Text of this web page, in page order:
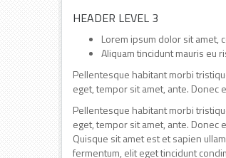
HEADER LEVEL 3
Lorem ipsum dolor sit amet,
Aliquam tincidunt mauris eu
Pellentesque habitant morbi
eget, tempor sit amet, ante. Donec
Pellentesque habitant morbi
eget, tempor sit amet, ante. Donec
Quisque sit amet est et sapien
fermentum, elit eget tincidunt